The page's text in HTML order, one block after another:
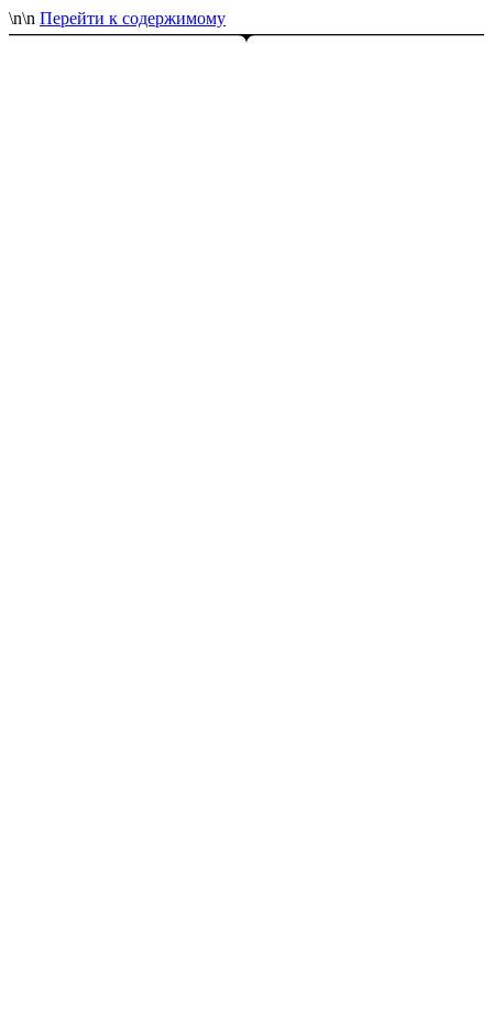
\n\n Перейти к содержимому